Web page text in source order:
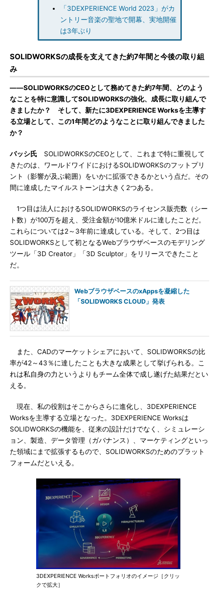
「3DEXPERIENCE World 2023」がカ
ントリー音楽の聖地で開幕、実地開催
は3年ぶり
SOLIDWORKSの成長を支えてきた約7年間と今後の取り組
み
――SOLIDWORKSのCEOとして務めてきた約7年間、どのよう
なことを特に意識してSOLIDWORKSの強化、成長に取り組んで
きましたか？ そして、新たに3DEXPERIENCE Worksを主導す
る立場として、この1年間どのようなことに取り組んできました
か？
バッシ氏 SOLIDWORKSのCEOとして、これまで特に重視して
きたのは、ワールドワイドにおけるSOLIDWORKSのフットプリ
ント（影響が及ぶ範囲）をいかに拡張できるかという点だ。その
間に達成したマイルストーンは大きく2つある。
1つ目は法人におけるSOLIDWORKSのライセンス販売数（シー
ト数）が100万を超え、受注金額が10億米ドルに達したことだ。
これらについては2～3年前に達成している。そして、2つ目は
SOLIDWORKSとして初となるWebブラウザベースのモデリング
ツール「3D Creator」「3D Sculptor」をリリースできたこと
だ。
WebブラウザベースのxAppsを凝縮した
「SOLIDWORKS CLOUD」発表
また、CADのマーケットシェアにおいて、SOLIDWORKSの比
率が42～43％に達したことも大きな成果として挙げられる。こ
れは私自身の力というよりもチーム全体で成し遂げた結果だとい
える。
現在、私の役割はそこからさらに進化し、3DEXPERIENCE
Worksを主導する立場となった。3DEXPERIENCE Worksは
SOLIDWORKSの機能を、従来の設計だけでなく、シミュレーシ
ョン、製造、データ管理（ガバナンス）、マーケティングといっ
た領域にまで拡張するもので、SOLIDWORKSのためのプラット
フォームだといえる。
3DEXPERIENCE Worksポートフォリオのイメージ［クリッ
クで拡大］